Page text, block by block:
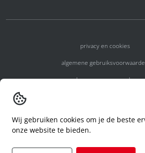
privacy en cookies
algemene
algemene voorwaarden
code of conduct
aanvraag rechten ivm privacy
Wij gebruiken cookies om je de beste
onze website te bieden.